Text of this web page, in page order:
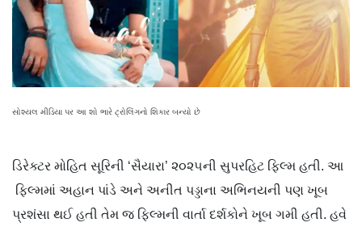
સોશ્યલ મીડિયા પર આ શો ભારે ટ્રોલિંગનો શિકાર બન્યો છે
ડિરેક્ટર મોહિત સૂ​રિની ‘સૈયારા’ ૨૦૨૫ની સુપરહિટ ફિલ્મ હતી. આ
ફિલ્મમાં અહાન પાંડે અને અનીત પડ્ડાના અભિનયની પણ ખૂબ
પ્રશંસા થઈ હતી તેમ જ ફિલ્મની વાર્તા દર્શકોને ખૂબ ગમી હતી. હવે